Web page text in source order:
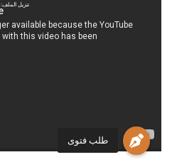
طلب فتوى
تنزيل الملف: https://www.youtube.com/watch?v=FJdj7tk_7jI&_=1